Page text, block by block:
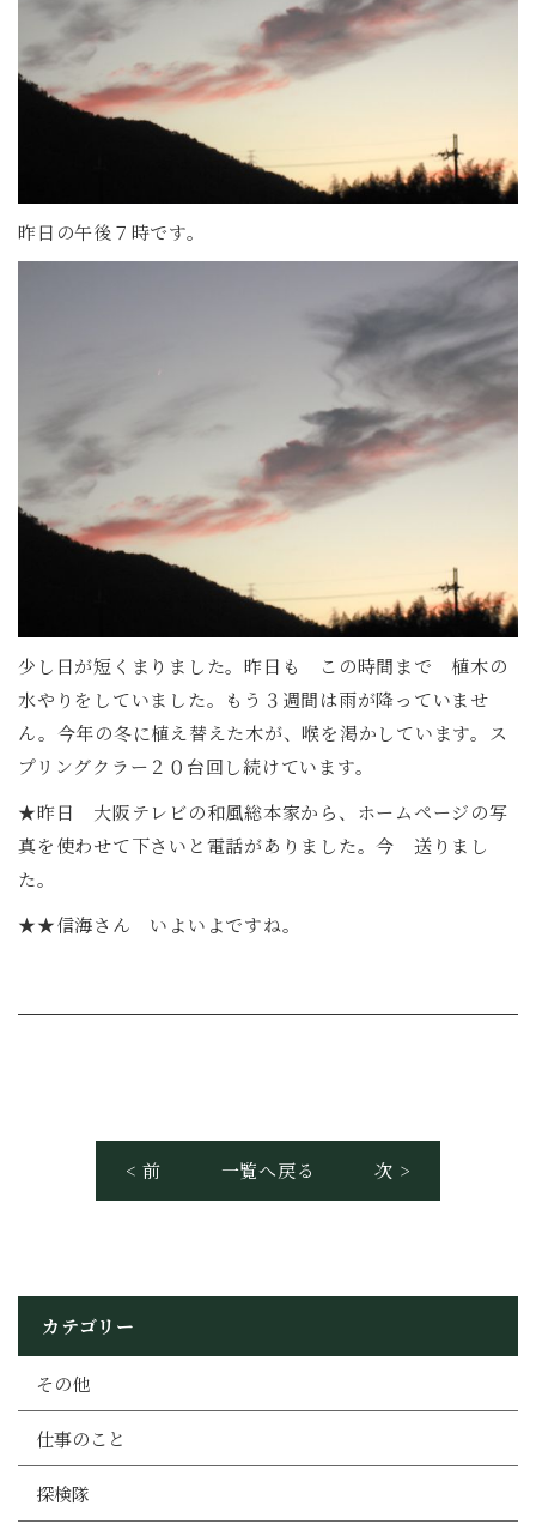
昨日の午後７時です。
少し日が短くまりました。昨日も この時間まで 植木の
水やりをしていました。もう３週間は雨が降っていませ
ん。今年の冬に植え替えた木が、喉を渇かしています。ス
プリングクラー２０台回し続けています。
★昨日 大阪テレビの和風総本家から、ホームページの写
真を使わせて下さいと電話がありました。今 送りまし
た。
★★信海さん いよいよですね。
< 前 一覧へ戻る 次 >
カテゴリー
その他
仕事のこと
探検隊